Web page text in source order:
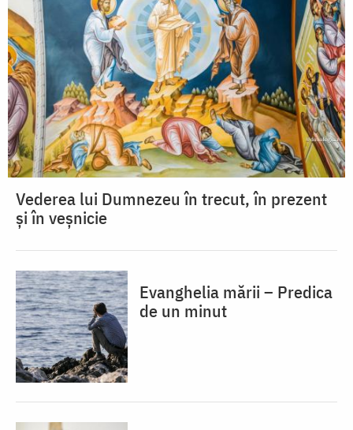
Vederea lui Dumnezeu în trecut, în prezent
și în veșnicie
Evanghelia mării – Predica
de un minut